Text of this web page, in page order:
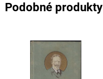
Podobné produkty